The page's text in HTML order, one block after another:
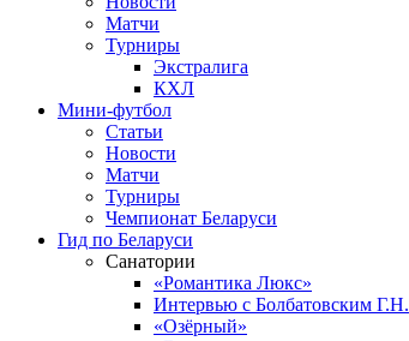
Матчи
Турниры
Экстралига
КХЛ
Мини-футбол
Статьи
Новости
Матчи
Турниры
Чемпионат Беларуси
Гид по Беларуси
Санатории
«Романтика Люкс»
Интервью с Болбатовским Г.Н.
«Озёрный»